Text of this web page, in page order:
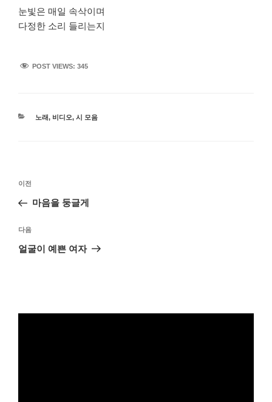
눈빛은 매일 속삭이며
다정한 소리 들리는지
POST VIEWS: 345
카
노래, 비디오, 시 모음
색
이
전
이전
마음을 둥글게
다
음
다음
얼굴이 예쁜 여자